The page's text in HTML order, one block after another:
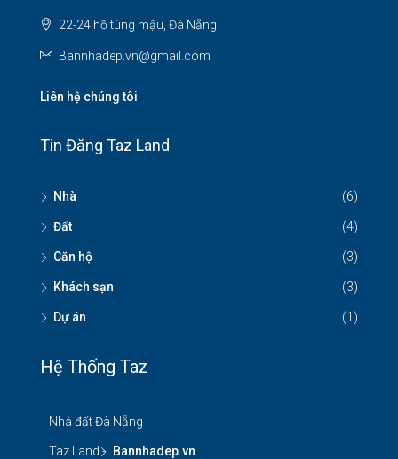
22-24 hồ tùng mậu, Đà Nẵng
Bannhadep.vn@gmail.com
Liên hệ chúng tôi
Tin Đăng Taz Land
Nhà (6)
Đất (4)
Căn hộ (3)
Khách sạn (3)
Dự án (1)
Hệ Thống Taz
Nhà đất Đà Nẵng
Taz Land - Bannhadep.vn